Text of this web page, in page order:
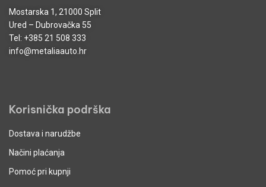
Mostarska 1, 21000 Split
Ured – Dubrovačka 55
Tel: +385 21 508 333
info@metaliaauto.hr
Korisnička podrška
Dostava i narudžbe
Načini plaćanja
Pomoć pri kupnji